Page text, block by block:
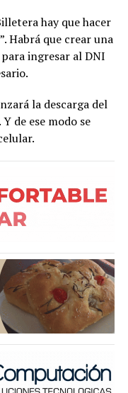
hay que hacer
Habrá que crear una
ingresar al DNI
la descarga del
de ese modo se